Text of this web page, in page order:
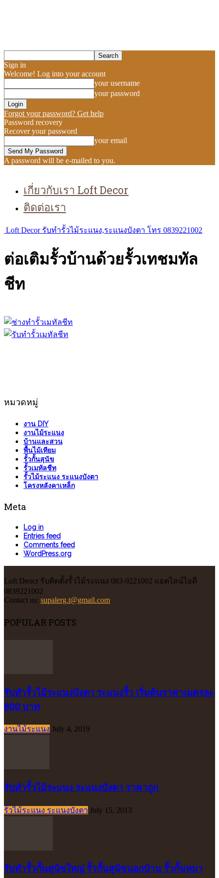
Sign in
Welcome! Log into your account
your username
your password
Forgot your password? Get help
Password recovery
Recover your password
your email
A password will be e-mailed to you.
เกี่ยวกับเรา Loft Decor
ติดต่อเรา
Loft Decor รับทำรั้วไม้ระแนง,ระแนงบังตา โทร 0839221002
ต่อเติมรั้วบ้านด้วยรั้วเทชมทัล
ชีท
หมวดหมู่
งาน DIY
งานไม้ระแนง
บ้านและสวน
พื้นไม้เทียม
รั้วกั้นสุนัข
รั้วเมทัลชีท
รั้วไม้ระแนง ระแนงบังตา
โครงหลังคาเหล็ก
Meta
Log in
Entries feed
Comments feed
WordPress.org
Loft Deocr รับติดตั้งรั้วไม้ระแนง 083-9221002 แอดไลน์ไอดี
0839221002
Contact us: supalerg.t@gmail.com
POPULAR POSTS
รับทำรั้วไม้ระแนงบังตา ระแนงรั้ว เริ่มต้นราคาเมตรละ
800 บาท
งานไม้ระแนง July 4, 2019
รับทำรั้วไม้ระแนง ระแนงบังตา ราคาถูก
รั้วไม้ระแนง ระแนงบังตา July 15, 2013
รับทำรั้วกั้นสุนัขใหญ่ รั้วกั้นสุนัขนอกบ้าน รั้วกั้นหมา